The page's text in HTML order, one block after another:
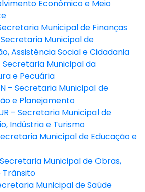
Econômico e Meio
Municipal de Finanças
Secretaria Municipal de
Assistência Social e Cidadania
Secretaria Municipal da
e Pecuária
– Secretaria Municipal de
e Planejamento
– Secretaria Municipal de
Indústria e Turismo
Municipal de Educação e
Municipal de Obras,
Trânsito
Municipal de Saúde